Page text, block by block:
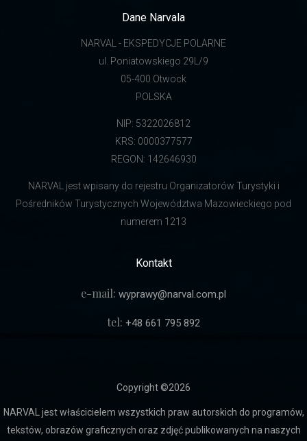
Dane Narvala
NARVAL - EKSPEDYCJE POLARNE
ul. Poniatowskiego 29L/9
05-400 Otwock
POLSKA
NIP: 5322026812
KRS: 0000377577
REGON: 142646930
NARVAL jest wpisany do rejestru Organizatorów Turystyki i
Pośredników Turystycznych Województwa Mazowieckiego pod
numerem 1213
Kontakt
e-mail: wyprawy@narval.com.pl
tel: +48 661 795 892
Copyright ©2026
NARVAL jest właścicielem wszystkich praw autorskich do programów,
tekstów, obrazów graficznych oraz zdjęć publikowanych na naszych